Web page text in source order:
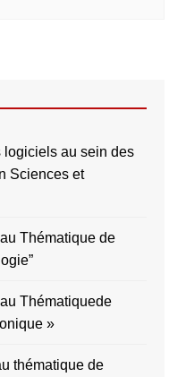
logiciels au sein des
Sciences et
Thématique de
Thématiquede
»
thématique de